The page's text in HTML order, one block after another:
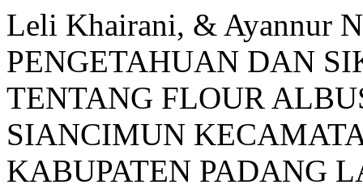
Leli Khairani, & Ayannur
PENGETAHUAN DAN
TENTANG FLOUR
SIANCIMUN
KABUPATEN PADANG